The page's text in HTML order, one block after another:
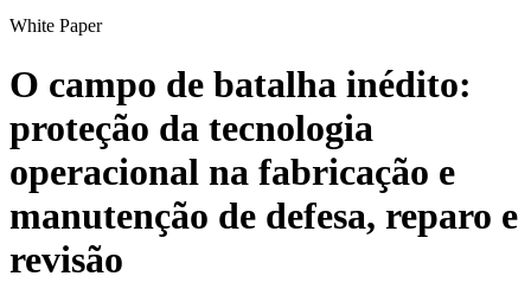
White Paper
O campo de batalha inédito:
proteção da tecnologia
operacional na fabricação e
manutenção de defesa, reparo e
revisão